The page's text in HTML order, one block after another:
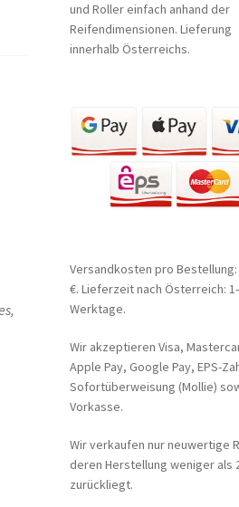
und Roller einfach anhand der
Reifendimensionen. Lieferung
innerhalb Österreichs.
Versandkosten pro Bestellung:
€. Lieferzeit nach Österreich:
Werktage.
Wir akzeptieren Visa,
Apple Pay, Google Pay, EPS-
Sofortüberweisung (Mollie)
Vorkasse.
Wir verkaufen nur neuwertige
deren Herstellung weniger als
zurückliegt.